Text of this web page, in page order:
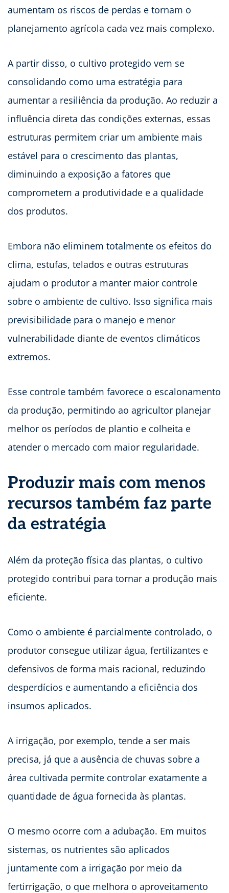
aumentam os riscos de perdas e tornam o
planejamento agrícola cada vez mais complexo.
A partir disso, o cultivo protegido vem se
consolidando como uma estratégia para
aumentar a resiliência da produção. Ao reduzir a
influência direta das condições externas, essas
estruturas permitem criar um ambiente mais
estável para o crescimento das plantas,
diminuindo a exposição a fatores que
comprometem a produtividade e a qualidade
dos produtos.
Embora não eliminem totalmente os efeitos do
clima, estufas, telados e outras estruturas
ajudam o produtor a manter maior controle
sobre o ambiente de cultivo. Isso significa mais
previsibilidade para o manejo e menor
vulnerabilidade diante de eventos climáticos
extremos.
Esse controle também favorece o escalonamento
da produção, permitindo ao agricultor planejar
melhor os períodos de plantio e colheita e
atender o mercado com maior regularidade.
Produzir mais com menos
recursos também faz parte
da estratégia
Além da proteção física das plantas, o cultivo
protegido contribui para tornar a produção mais
eficiente.
Como o ambiente é parcialmente controlado, o
produtor consegue utilizar água, fertilizantes e
defensivos de forma mais racional, reduzindo
desperdícios e aumentando a eficiência dos
insumos aplicados.
A irrigação, por exemplo, tende a ser mais
precisa, já que a ausência de chuvas sobre a
área cultivada permite controlar exatamente a
quantidade de água fornecida às plantas.
O mesmo ocorre com a adubação. Em muitos
sistemas, os nutrientes são aplicados
juntamente com a irrigação por meio da
fertirrigação, o que melhora o aproveitamento